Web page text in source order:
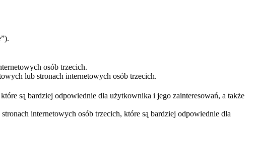
osób trzecich.
lub stronach internetowych osób trzecich.
są bardziej odpowiednie dla użytkownika i jego zainteresowań, a także
internetowych osób trzecich, które są bardziej odpowiednie dla